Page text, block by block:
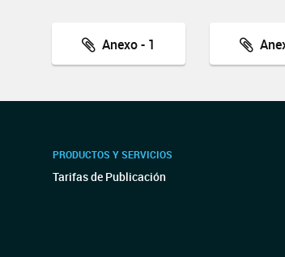
Anexo - 1
PRODUCTOS Y SERVICIOS
Tarifas de Publicación